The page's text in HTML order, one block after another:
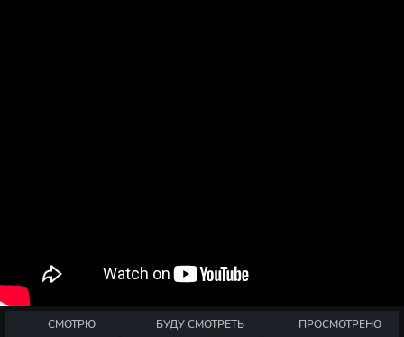
СМОТРЮ БУДУ СМОТРЕТЬ ПРОСМОТРЕНО